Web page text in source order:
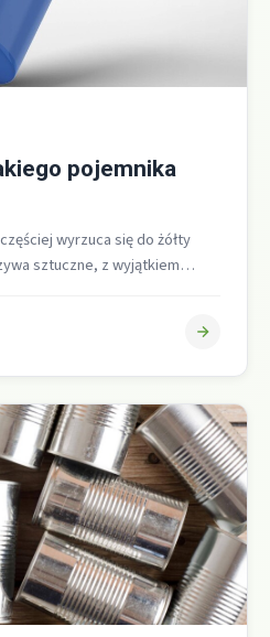
pojemnika
wyrzuca się do żółty
sztuczne, z wyjątkiem